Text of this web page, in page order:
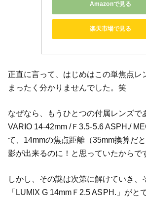
Amazonで見る
楽天市場で見る
正直に言って、はじめはこの単焦点レ
まったく分かりませんでした。笑
なぜなら、もうひとつの付属レンズで
VARIO 14-42mm /Ｆ3.5-5.6 ASPH./
て、14mmの焦点距離（35mm換算だ
影が出来るのに！と思っていたからで
しかし、その謎は次第に解けていき、
「LUMIX G 14mmＦ2.5 ASPH.」がと